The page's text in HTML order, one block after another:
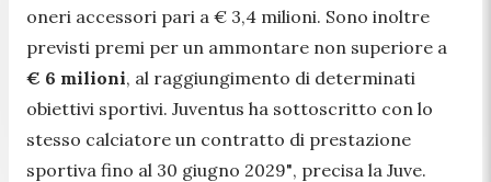
oneri accessori pari a € 3,4 milioni. Sono inoltre
previsti premi per un ammontare non superiore a
€ 6 milioni, al raggiungimento di determinati
obiettivi sportivi. Juventus ha sottoscritto con lo
stesso calciatore un contratto di prestazione
sportiva fino al 30 giugno 2029", precisa la Juve.